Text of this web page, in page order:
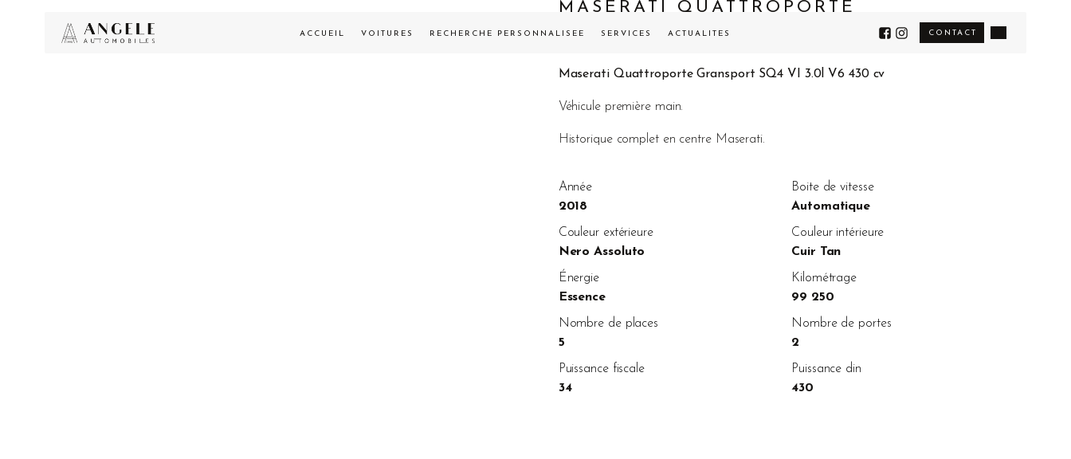
ACCUEIL VOITURES RECHERCHE PERSONNALISÉE SERVICES ACTUALITÉS CONTACT
MASERATI QUATTROPORTE
VENDUE
Année
2018
Boite de vitesse
Automatique
Couleur extérieure
Nero Assoluto
Couleur intérieure
Cuir Tan
Énergie
Essence
Kilométrage
99 250
Nombre de places
5
Nombre de portes
2
Puissance fiscale
34
Puissance din
430
Maserati Quattroporte Gransport SQ4 VI 3.0l V6 430 cv
Véhicule première main.
Historique complet en centre Maserati.